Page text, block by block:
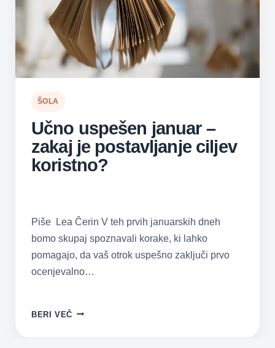
ŠOLA
Učno uspešen januar –
zakaj je postavljanje ciljev
koristno?
Piše Lea Čerin V teh prvih januarskih dneh
bomo skupaj spoznavali korake, ki lahko
pomagajo, da vaš otrok uspešno zaključi prvo
ocenjevalno…
BERI VEČ UČNO
JANUAR